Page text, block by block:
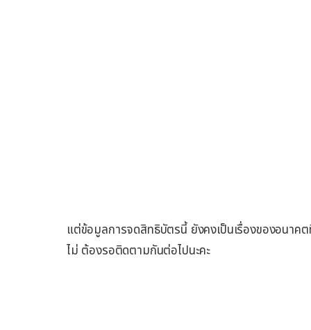
แต่ข้อมูลการจดสิทธิบัตรนี้ ยังคงเป็นเรื่องของอนาค
ไม่ ต้องรอติดตามกันต่อไปนะคะ